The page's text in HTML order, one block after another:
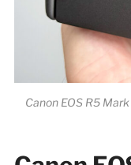
Canon EOS R5